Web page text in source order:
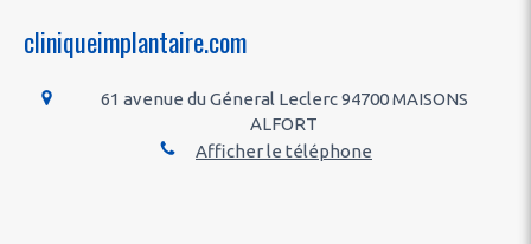
cliniqueimplantaire.com
61 avenue du Géneral Leclerc 94700 MAISONS
ALFORT
Afficher le téléphone